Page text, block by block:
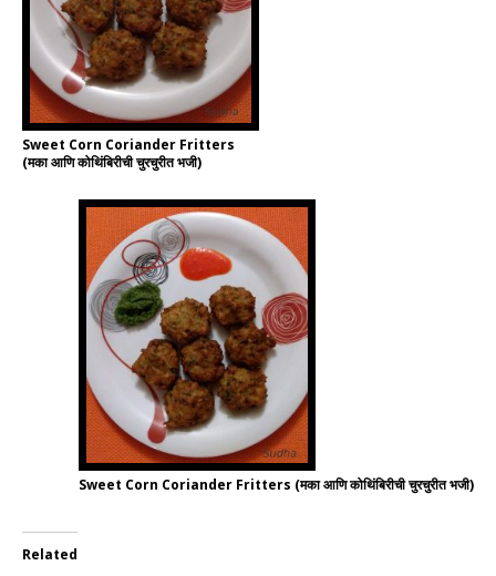
Sweet Corn Coriander Fritters
(मका आणि कोथिंबिरीची चुरचुरीत भजी)
Sweet Corn Coriander Fritters (मका आणि कोथिंबिरीची चुरचुरीत भजी)
Related